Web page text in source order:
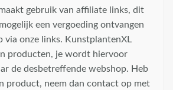
gebruik van affiliate links, dit
een vergoeding ontvangen
via onze links. KunstplantenXL
producten, je wordt hiervoor
de desbetreffende webshop. Heb
product, neem dan contact op met